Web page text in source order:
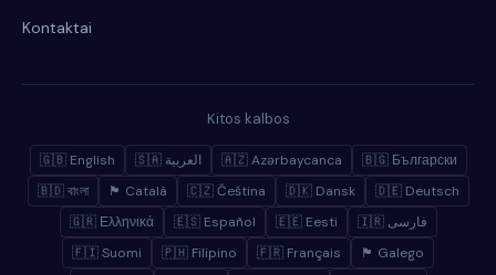
Kontaktai
Kitos kalbos
🇬🇧 English 🇸🇦 العربية 🇦🇿 Azərbaycanca
🇧🇬 Български
🇧🇩 বাংলা
🏴 Català 🇨🇿 Čeština 🇩🇰 Dansk
🇩🇪 Deutsch
🇬🇷 Ελληνικά
🇪🇸 Español 🇪🇪 Eesti
🇮🇷 فارسی
🇫🇮 Suomi
🇵🇭 Filipino 🇫🇷 Français 🏴 Galego